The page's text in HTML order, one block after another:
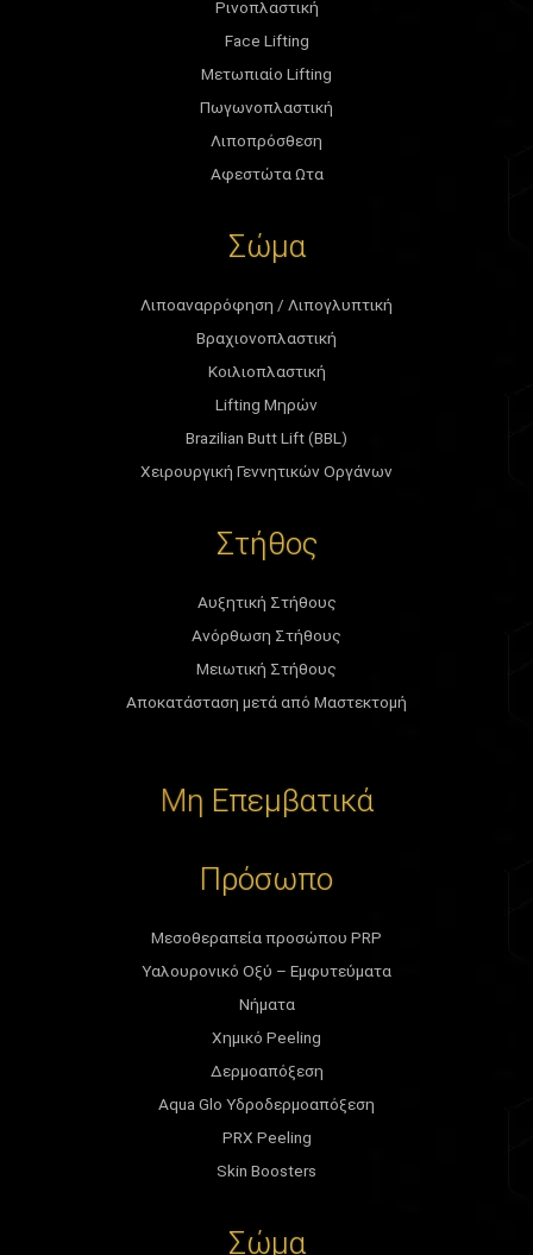
Ρινοπλαστική
Face Lifting
Μετωπιαίο Lifting
Πωγωνοπλαστική
Λιποπρόσθεση
Αφεστώτα Ωτα
Σώμα
Λιποαναρρόφηση / Λιπογλυπτική
Βραχιονοπλαστική
Κοιλιοπλαστική
Lifting Μηρών
Brazilian Butt Lift (BBL)
Χειρουργική Γεννητικών Οργάνων
Στήθος
Αυξητική Στήθους
Ανόρθωση Στήθους
Μειωτική Στήθους
Αποκατάσταση μετά από Μαστεκτομή
Μη Επεμβατικά
Πρόσωπο
Μεσοθεραπεία προσώπου PRP
Υαλουρονικό Οξύ – Εμφυτεύματα
Νήματα
Χημικό Peeling
Δερμοαπόξεση
Aqua Glo Υδροδερμοαπόξεση
PRX Peeling
Skin Boosters
Σώμα